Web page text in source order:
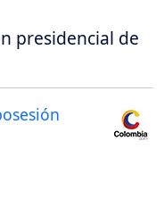
presidencial de